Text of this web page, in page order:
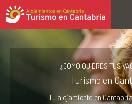
¿CÓMO QUIERES TUS
Turismo en
Tu alojamiento en